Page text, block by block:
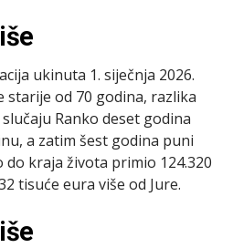
ukinuta 1. siječnja 2026.
starije od 70 godina, razlika
Ranko deset godina
a zatim šest godina puni
do kraja života primio 124.320
tisuće eura više od Jure.